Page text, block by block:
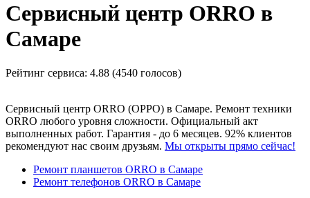
Сервисный центр ORRO в
Самаре
Рейтинг сервиса: 4.88 (4540 голосов)
Сервисный центр ORRO (ОРРО) в Самаре. Ремонт техники
ORRO любого уровня сложности. Официальный акт
выполненных работ. Гарантия - до 6 месяцев. 92% клиентов
рекомендуют нас своим друзьям. Мы открыты прямо сейчас!
Ремонт планшетов ORRO в Самаре
Ремонт телефонов ORRO в Самаре